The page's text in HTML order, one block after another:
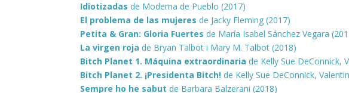
Idiotizadas de Moderna de Pueblo (2017)
El problema de las mujeres de Jacky Fleming (2017)
Petita & Gran: Gloria Fuertes de María Isabel Sánchez Vegara
La virgen roja de Bryan Talbot i Mary M. Talbot (2018)
Bitch Planet 1. Máquina extraordinaria de Kelly Sue DeConnick,
Bitch Planet 2. ¡Presidenta Bitch! de Kelly Sue DeConnick,
Sempre ho he sabut de Barbara Balzerani (2018)